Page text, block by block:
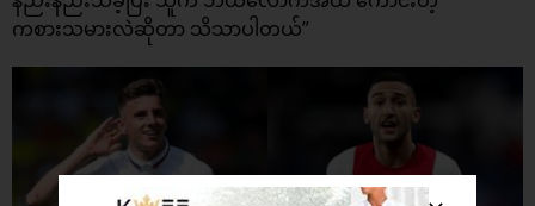
ကစားသမားလဲဆိုတာ သိသာပါတယ်”